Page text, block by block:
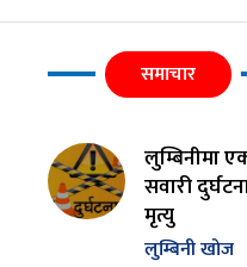
समाचार
लुम्बिनीमा
सवारी
मृत्यु
लुम्बिनी खोज